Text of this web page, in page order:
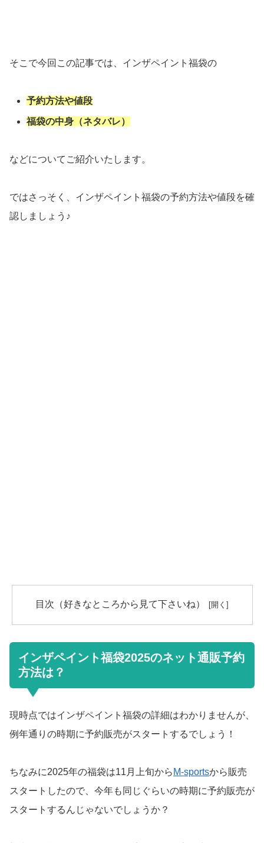
そこで今回この記事では、インザペイント福袋の
予約方法や値段
福袋の中身（ネタバレ）
などについてご紹介いたします。
ではさっそく、インザペイント福袋の予約方法や値段を確
認しましょう♪
目次（好きなところから見て下さいね）
インザペイント福袋2025のネット通販予約
方法は？
現時点ではインザペイント福袋の詳細はわかりませんが、
例年通りの時期に予約販売がスタートするでしょう！
ちなみに2025年の福袋は11月上旬から M-sportsから販売
スタートしたので、今年も同じぐらいの時期に予約販売が
スタートするんじゃないでしょうか？